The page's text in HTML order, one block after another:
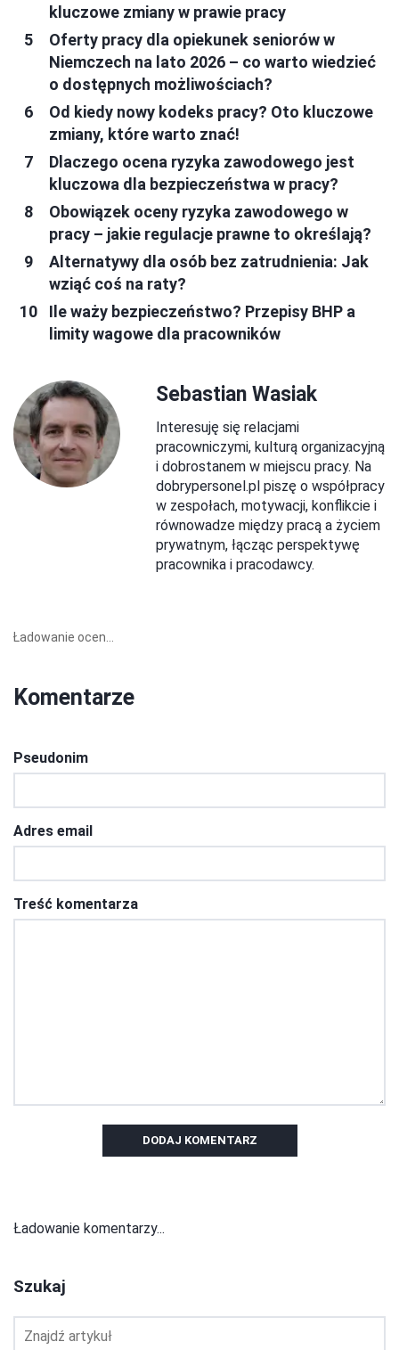
kluczowe zmiany w prawie pracy
Oferty pracy dla opiekunek seniorów w
Niemczech na lato 2026 – co warto wiedzieć
o dostępnych możliwościach?
Od kiedy nowy kodeks pracy? Oto kluczowe
zmiany, które warto znać!
Dlaczego ocena ryzyka zawodowego jest
kluczowa dla bezpieczeństwa w pracy?
Obowiązek oceny ryzyka zawodowego w
pracy – jakie regulacje prawne to określają?
Alternatywy dla osób bez zatrudnienia: Jak
wziąć coś na raty?
Ile waży bezpieczeństwo? Przepisy BHP a
limity wagowe dla pracowników
Sebastian Wasiak
Interesuję się relacjami
pracowniczymi, kulturą organizacyjną
i dobrostanem w miejscu pracy. Na
dobrypersonel.pl piszę o współpracy
w zespołach, motywacji, konflikcie i
równowadze między pracą a życiem
prywatnym, łącząc perspektywę
pracownika i pracodawcy.
Ładowanie ocen...
Komentarze
Pseudonim
Adres email
Treść komentarza
DODAJ KOMENTARZ
Ładowanie komentarzy...
Szukaj